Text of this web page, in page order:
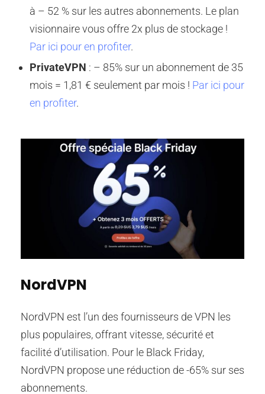
à – 52 % sur les autres abonnements. Le plan
visionnaire vous offre 2x plus de stockage !
Par ici pour en profiter.
PrivateVPN : – 85% sur un abonnement de 35
mois = 1,81 € seulement par mois ! Par ici pour
en profiter.
NordVPN
NordVPN est l’un des fournisseurs de VPN les
plus populaires, offrant vitesse, sécurité et
facilité d’utilisation. Pour le Black Friday,
NordVPN propose une réduction de -65% sur ses
abonnements.